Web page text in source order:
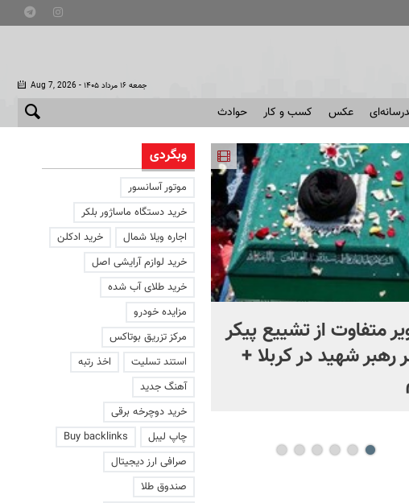
Aug 7, 2026 - جمعه ۱۶ مرداد ۱۴۰۵
عکس کسب و کار حوادث
متفاوت از تشییع پیکر
رهبر شهید در کربلا +
تیراندازی در تایلند
وبگردی
موتور آسانسور
خرید دستگاه ماساژور بلکر
اجاره ویلا شمال
خرید ادکلن
خرید لوازم آرایشی اصل
خرید طلای آب شده
مزایده خودرو
مرکز تزریق بوتاکس
استند تسلیت
اخذ رتبه
آهنگ جدید
خرید دوچرخه برقی
چاپ لیبل
Buy backlinks
صرافی ارز دیجیتال
صندوق طلا